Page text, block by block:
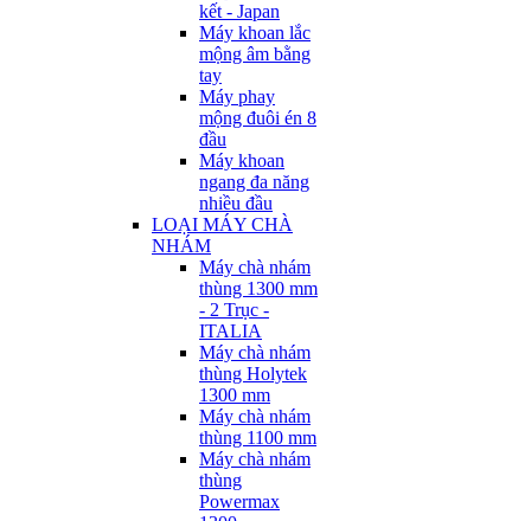
kết - Japan
Máy khoan lắc
mộng âm bằng
tay
Máy phay
mộng đuôi én 8
đầu
Máy khoan
ngang đa năng
nhiều đầu
LOẠI MÁY CHÀ
NHÁM
Máy chà nhám
thùng 1300 mm
- 2 Trục -
ITALIA
Máy chà nhám
thùng Holytek
1300 mm
Máy chà nhám
thùng 1100 mm
Máy chà nhám
thùng
Powermax